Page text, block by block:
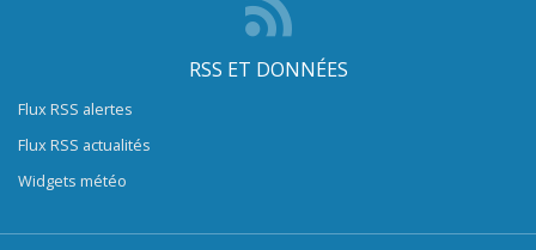
RSS ET DONNÉES
Flux RSS alertes
Flux RSS actualités
Widgets météo